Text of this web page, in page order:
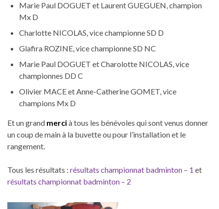
Marie Paul DOGUET et Laurent GUEGUEN, champion
Mx D
Charlotte NICOLAS, vice championne SD D
Glafira ROZINE, vice championne SD NC
Marie Paul DOGUET et Charolotte NICOLAS, vice
championnes DD C
Olivier MACE et Anne-Catherine GOMET, vice
champions Mx D
Et un grand mercià tous les bénévoles qui sont venus donner
un coup de main à la buvette ou pour l’installation et le
rangement.
Tous les résultats : résultats championnat badminton – 1 et
résultats championnat badminton – 2